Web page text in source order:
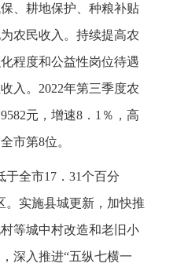
、耕地保护、种粮补贴
农民收入。持续提高农
程度和公益性岗位待遇
入。2022年第三季度农
元，增速8．1％，高
市第8位。
全市17．31个百分
。实施县城更新，加快推
等城中村改造和老旧小
深入推进“五纵七横一